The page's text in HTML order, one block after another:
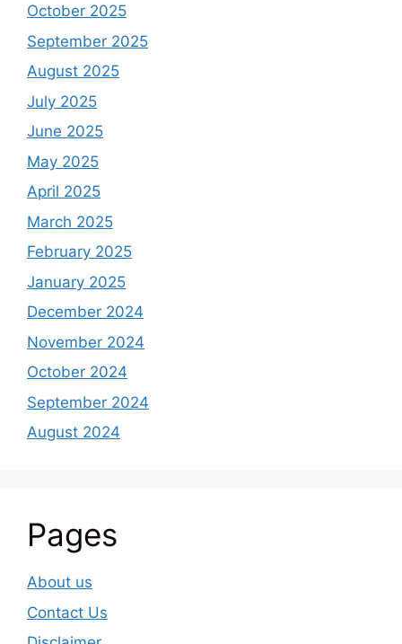
October 2025
September 2025
August 2025
July 2025
June 2025
May 2025
April 2025
March 2025
February 2025
January 2025
December 2024
November 2024
October 2024
September 2024
August 2024
Pages
About us
Contact Us